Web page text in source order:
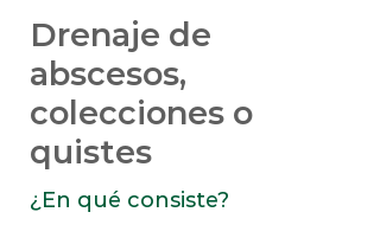
Drenaje de
abscesos,
colecciones o
quistes
¿En qué consiste?